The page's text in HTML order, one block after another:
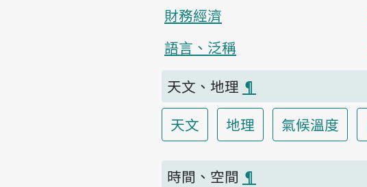
財務經濟
語言、泛稱
天文、地理 ¶
天文
地理 氣候溫度
時間、空間 ¶